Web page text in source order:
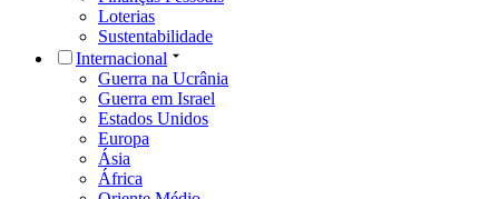
Loterias
Sustentabilidade
Internacional
Guerra na Ucrânia
Guerra em Israel
Estados Unidos
Europa
Ásia
África